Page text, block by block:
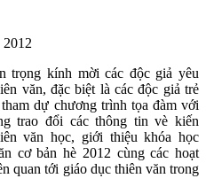
2012
trọng kính mời các độc giả yêu
văn, đặc biệt là các độc giả trẻ
dự chương trình tọa đàm với
trao đổi các thông tin vè kiến
văn học, giới thiệu khóa học
cơ bản hè 2012 cùng các hoạt
quan tới giáo dục thiên văn trong